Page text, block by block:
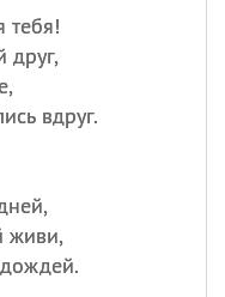
тебя!
друг,
вдруг.
живи,
День ассирийских
Национальный день
Годовщина битвы при
празднуют именины